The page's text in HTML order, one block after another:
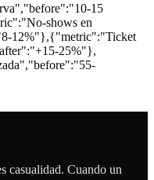
15
shows en
12%"},{"metric":"Ticket
25%"},
casualidad. Cuando un